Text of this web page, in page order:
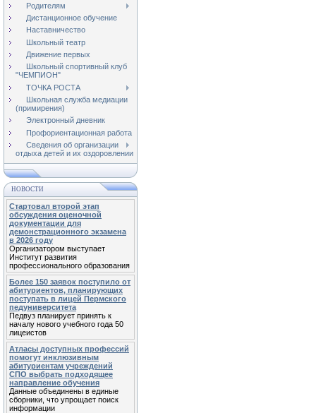
Родителям
Дистанционное обучение
Наставничество
Школьный театр
Движение первых
Школьный спортивный клуб
"ЧЕМПИОН"
ТОЧКА РОСТА
Школьная служба медиации
(примирения)
Электронный дневник
Профориентационная работа
Сведения об организации
отдыха детей и их оздоровлении
НОВОСТИ
Стартовал второй этап
обсуждения оценочной
документации для
демонстрационного экзамена
в 2026 году
Организатором выступает
Институт развития
профессионального образования
Более 150 заявок поступило от
абитуриентов, планирующих
поступать в лицей Пермского
педуниверситета
Педвуз планирует принять к
началу нового учебного года 50
лицеистов
Атласы доступных профессий
помогут инклюзивным
абитуриентам учреждений
СПО выбрать подходящее
направление обучения
Данные объединены в единые
сборники, что упрощает поиск
информации